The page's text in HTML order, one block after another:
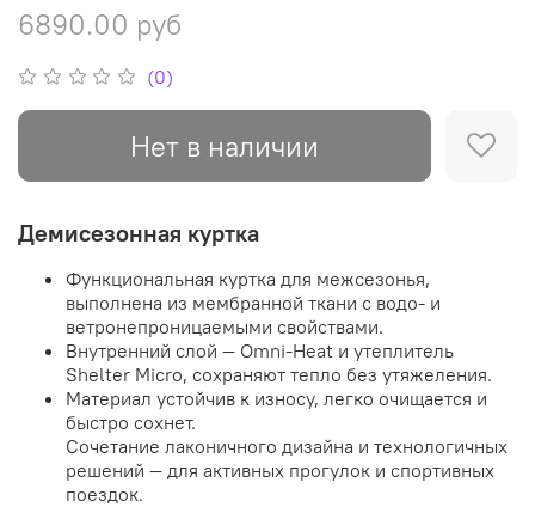
(0)
6890.00 руб
Нет в наличии
Демисезонная куртка
Функциональная куртка для межсезонья,
выполнена из мембранной ткани с водо- и
ветронепроницаемыми свойствами.
Внутренний слой — Omni-Heat и утеплитель
Shelter Micro, сохраняют тепло без утяжеления.
Материал устойчив к износу, легко очищается и
быстро сохнет.
Сочетание лаконичного дизайна и технологичных
решений — для активных прогулок и спортивных
поездок.